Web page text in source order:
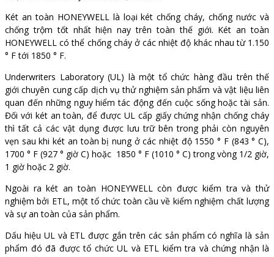
Két an toàn HONEYWELL là loại két chống cháy, chống nước và
chống trộm tốt nhất hiện nay trên toàn thế giới. Két an toàn
HONEYWELL có thể chống cháy ở các nhiệt độ khác nhau từ 1.150
° F tới 1850 ° F.
Underwriters Laboratory (UL) là một tổ chức hàng đầu trên thế
giới chuyên cung cấp dịch vụ thử nghiệm sản phẩm và vật liệu liên
quan đến những nguy hiểm tác động đến cuộc sống hoặc tài sản.
Đối với két an toàn, để được UL cấp giấy chứng nhận chống cháy
thì tất cả các vật dụng được lưu trữ bên trong phải còn nguyên
vẹn sau khi két an toàn bị nung ở các nhiệt độ 1550 ° F (843 ° C),
1700 ° F (927 ° giờ C) hoặc 1850 ° F (1010 ° C) trong vòng 1/2 giờ,
1 giờ hoặc 2 giờ.
Ngoài ra két an toàn HONEYWELL còn được kiểm tra và thử
nghiệm bởi ETL, một tổ chức toàn cầu về kiểm nghiệm chất lượng
và sự an toàn của sản phẩm.
Dấu hiệu UL và ETL được gắn trên các sản phẩm có nghĩa là sản
phẩm đó đã được tổ chức UL và ETL kiểm tra và chứng nhận là